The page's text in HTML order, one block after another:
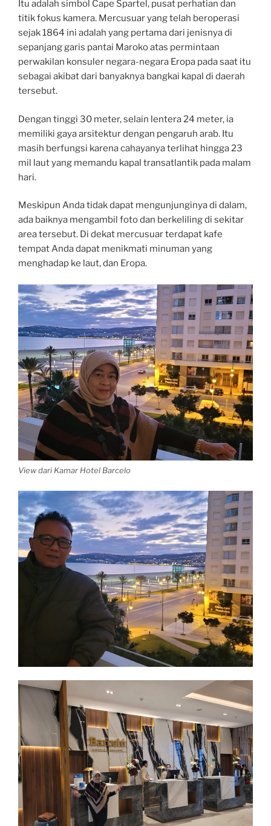
Itu adalah simbol Cape Spartel, pusat perhatian dan
titik fokus kamera. Mercusuar yang telah beroperasi
sejak 1864 ini adalah yang pertama dari jenisnya di
sepanjang garis pantai Maroko atas permintaan
perwakilan konsuler negara-negara Eropa pada saat itu
sebagai akibat dari banyaknya bangkai kapal di daerah
tersebut.
Dengan tinggi 30 meter, selain lentera 24 meter, ia
memiliki gaya arsitektur dengan pengaruh arab. Itu
masih berfungsi karena cahayanya terlihat hingga 23
mil laut yang memandu kapal transatlantik pada malam
hari.
Meskipun Anda tidak dapat mengunjunginya di dalam,
ada baiknya mengambil foto dan berkeliling di sekitar
area tersebut. Di dekat mercusuar terdapat kafe
tempat Anda dapat menikmati minuman yang
menghadap ke laut, dan Eropa.
View dari Kamar Hotel Barcelo